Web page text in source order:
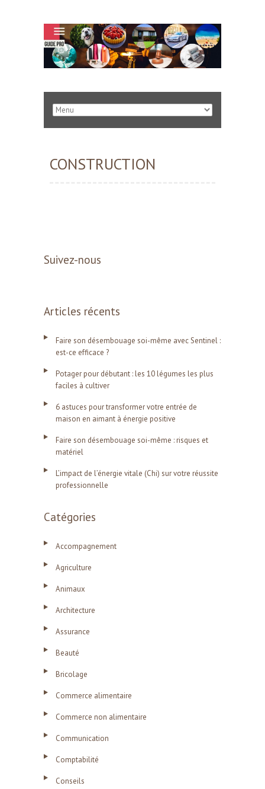
CONSTRUCTION
Suivez-nous
Articles récents
Faire son désembouage soi-même avec Sentinel :
est-ce efficace ?
Potager pour débutant : les 10 légumes les plus
faciles à cultiver
6 astuces pour transformer votre entrée de
maison en aimant à énergie positive
Faire son désembouage soi-même : risques et
matériel
L’impact de l’énergie vitale (Chi) sur votre réussite
professionnelle
Catégories
Accompagnement
Agriculture
Animaux
Architecture
Assurance
Beauté
Bricolage
Commerce alimentaire
Commerce non alimentaire
Communication
Comptabilité
Conseils